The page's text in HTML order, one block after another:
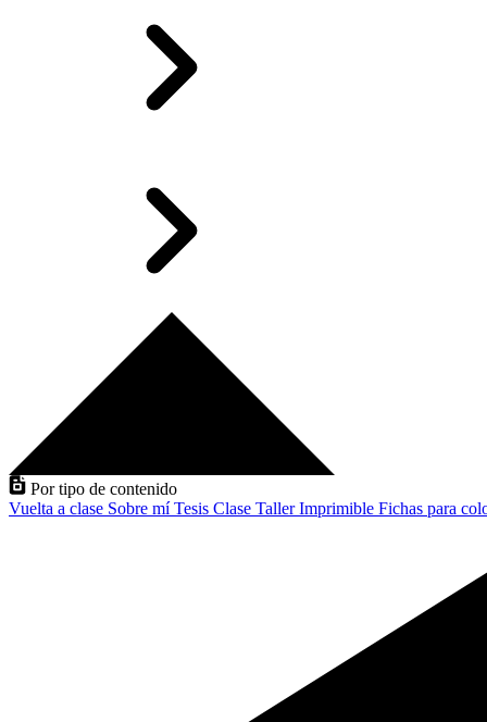
Por tipo de contenido
Vuelta a clase Sobre míTesis Clase TallerImprimible Fichas para